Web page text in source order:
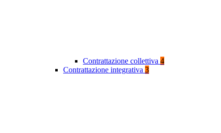
Contrattazione collettiva 4
Contrattazione integrativa 3